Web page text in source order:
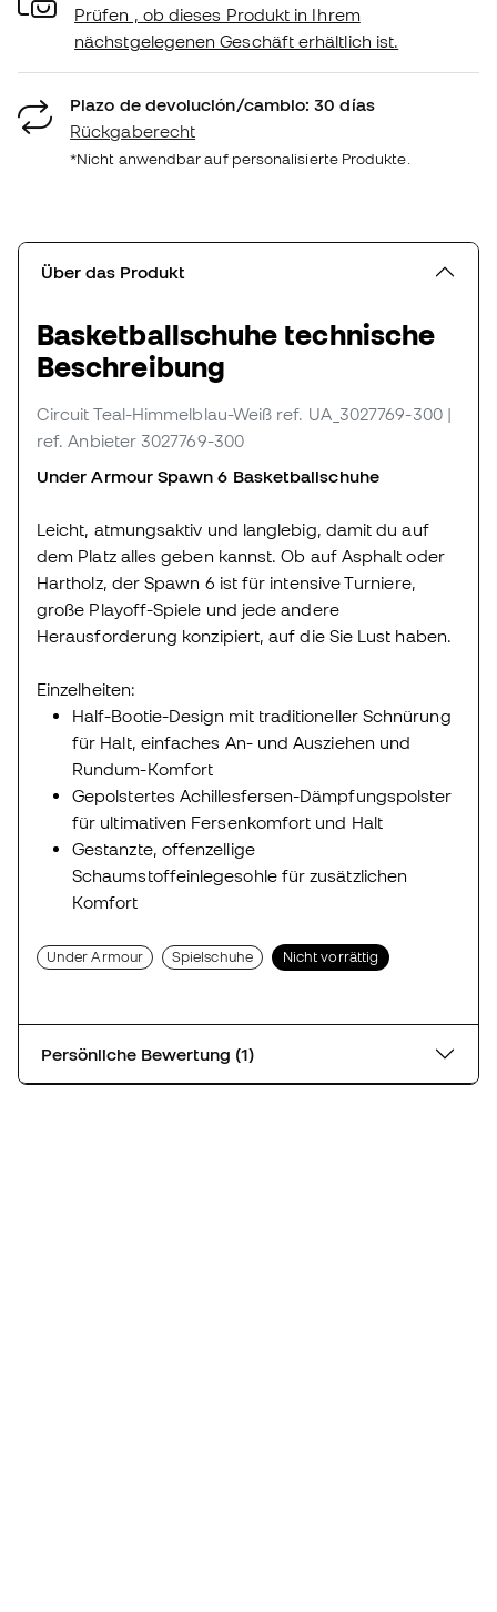
Prüfen , ob dieses Produkt in Ihrem
nächstgelegenen Geschäft erhältlich ist.
Plazo de devolución/cambio: 30 días
Rückgaberecht
*Nicht anwendbar auf personalisierte Produkte.
Über das Produkt
Basketballschuhe technische
Beschreibung
Circuit Teal-Himmelblau-Weiß ref. UA_3027769-300 |
ref. Anbieter 3027769-300
Under Armour Spawn 6 Basketballschuhe
Leicht, atmungsaktiv und langlebig, damit du auf
dem Platz alles geben kannst. Ob auf Asphalt oder
Hartholz, der Spawn 6 ist für intensive Turniere,
große Playoff-Spiele und jede andere
Herausforderung konzipiert, auf die Sie Lust haben.
Einzelheiten:
Half-Bootie-Design mit traditioneller Schnürung
für Halt, einfaches An- und Ausziehen und
Rundum-Komfort
Gepolstertes Achillesfersen-Dämpfungspolster
für ultimativen Fersenkomfort und Halt
Gestanzte, offenzellige
Schaumstoffeinlegesohle für zusätzlichen
Komfort
Under Armour Spielschuhe Nicht vorrättig
Persönliche Bewertung (1)